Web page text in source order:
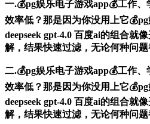
一.💰pg娱乐电子游戏app💰工作
效率低？那是因为你没用上它
deepseek gpt-4.0 百度ai的组合就
解，结果快速过滤，无论何种问题
二.💰pg娱乐电子游戏app💰工作
效率低？那是因为你没用上它
deepseek gpt-4.0 百度ai的组合就
解，结果快速过滤，无论何种问题